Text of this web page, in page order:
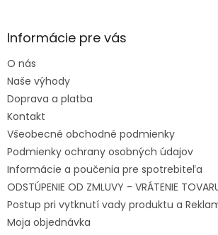
Informácie pre vás
O nás
Naše výhody
Doprava a platba
Kontakt
Všeobecné obchodné podmienky
Podmienky ochrany osobných údajov
Informácie a poučenia pre spotrebiteľa
ODSTÚPENIE OD ZMLUVY - VRÁTENIE
Postup pri vytknutí vady produktu a
Moja objednávka